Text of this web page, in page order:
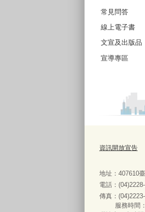
常見問答
線上電子書
文宣及出版品
宣導專區
資訊開放宣告
地址：407610
電話：
傳真：
服務時間：